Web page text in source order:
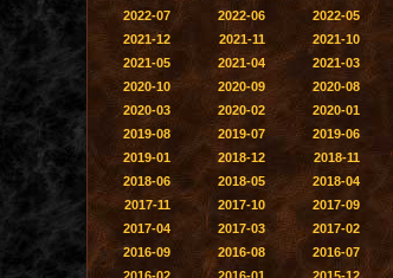
2022-07
2022-06 2022-05
2021-12
2021-11 2021-10
2021-05
2021-04 2021-03
2020-10
2020-09 2020-08
2020-03
2020-02 2020-01
2019-08
2019-07 2019-06
2019-01
2018-12 2018-11
2018-06
2018-05 2018-04
2017-11
2017-10 2017-09
2017-04
2017-03 2017-02
2016-09
2016-08 2016-07